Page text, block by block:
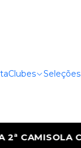
Clubes Seleções